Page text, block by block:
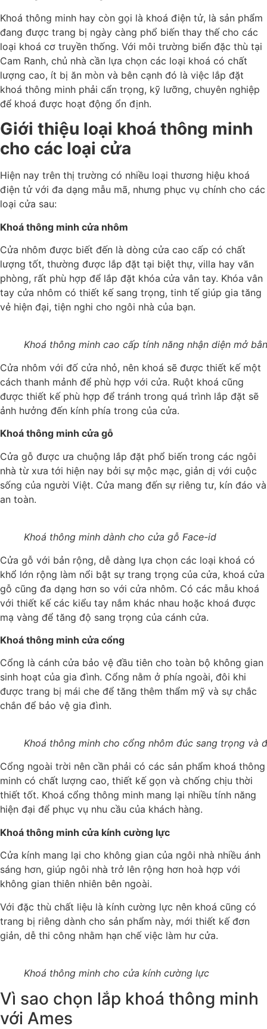
Khoá thông minh hay còn gọi là khoá điện tử, là sản phẩm
đang được trang bị ngày càng phổ biến thay thế cho các
loại khoá cơ truyền thống. Với môi trường biển đặc thù tại
Cam Ranh, chủ nhà cần lựa chọn các loại khoá có chất
lượng cao, ít bị ăn mòn và bên cạnh đó là việc lắp đặt
khoá thông minh phải cẩn trọng, kỹ lưỡng, chuyên nghiệp
để khoá được hoạt động ổn định.
Giới thiệu loại khoá thông minh
cho các loại cửa
Hiện nay trên thị trường có nhiều loại thương hiệu khoá
điện tử với đa dạng mẫu mã, nhưng phục vụ chính cho các
loại cửa sau:
Khoá thông minh cửa nhôm
Cửa nhôm được biết đến là dòng cửa cao cấp có chất
lượng tốt, thường được lắp đặt tại biệt thự, villa hay văn
phòng, rất phù hợp để lắp đặt khóa cửa vân tay. Khóa vân
tay cửa nhôm có thiết kế sang trọng, tinh tế giúp gia tăng
vẻ hiện đại, tiện nghi cho ngôi nhà của bạn.
Khoá thông minh cao cấp tính năng nhận diện mở
Cửa nhôm với đố cửa nhỏ, nên khoá sẽ được thiết kế một
cách thanh mảnh để phù hợp với cửa. Ruột khoá cũng
được thiết kế phù hợp để tránh trong quá trình lắp đặt sẽ
ảnh hưởng đến kính phía trong của cửa.
Khoá thông minh cửa gỗ
Cửa gỗ được ưa chuộng lắp đặt phổ biến trong các ngôi
nhà từ xưa tới hiện nay bởi sự mộc mạc, giản dị với cuộc
sống của người Việt. Cửa mang đến sự riêng tư, kín đáo và
an toàn.
Khoá thông minh dành cho cửa gỗ Face-id
Cửa gỗ với bản rộng, dễ dàng lựa chọn các loại khoá có
khổ lớn rộng làm nổi bật sự trang trọng của cửa, khoá cửa
gỗ cũng đa dạng hơn so với cửa nhôm. Có các mẫu khoá
với thiết kế các kiểu tay nắm khác nhau hoặc khoá được
mạ vàng để tăng độ sang trọng của cánh cửa.
Khoá thông minh cửa cổng
Cổng là cánh cửa bảo vệ đầu tiên cho toàn bộ không gian
sinh hoạt của gia đình. Cổng nằm ở phía ngoài, đôi khi
được trang bị mái che để tăng thêm thẩm mỹ và sự chắc
chắn để bảo vệ gia đình.
Khoá thông minh cho cổng nhôm đúc sang trọng và
Cổng ngoài trời nên cần phải có các sản phẩm khoá thông
minh có chất lượng cao, thiết kế gọn và chống chịu thời
thiết tốt. Khoá cổng thông minh mang lại nhiều tính năng
hiện đại để phục vụ nhu cầu của khách hàng.
Khoá thông minh cửa kính cường lực
Cửa kính mang lại cho không gian của ngôi nhà nhiều ánh
sáng hơn, giúp ngôi nhà trở lên rộng hơn hoà hợp với
không gian thiên nhiên bên ngoài.
Với đặc thù chất liệu là kính cường lực nên khoá cũng có
trang bị riêng dành cho sản phẩm này, mới thiết kế đơn
giản, dễ thi công nhằm hạn chế việc làm hư cửa.
Khoá thông minh cho cửa kính cường lực
Vì sao chọn lắp khoá thông minh
với Ames